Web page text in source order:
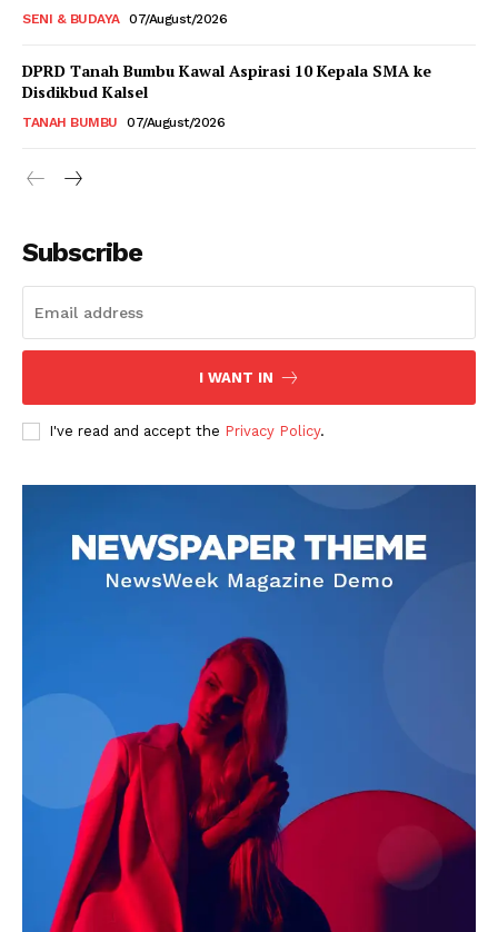
SENI & BUDAYA 07/August/2026
DPRD Tanah Bumbu Kawal Aspirasi 10 Kepala SMA ke
Disdikbud Kalsel
TANAH BUMBU 07/August/2026
Subscribe
I WANT IN
I've read and accept the Privacy Policy.